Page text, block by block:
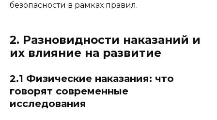
безопасности в рамках правил.
2. Разновидности наказаний и
их влияние на развитие
2.1 Физические наказания: что
говорят современные
исследования